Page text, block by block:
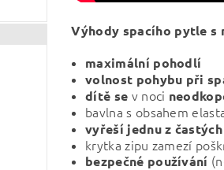
Výhody spacího pytle s
maximální pohodlí
volnost pohybu při
dítě se v noci
bavlna s obsahem
vyřeší jednu z
krytka zipu zamezí
bezpečné používání